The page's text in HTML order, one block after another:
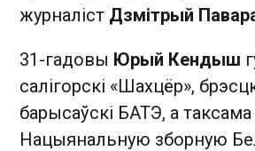
журналіст Дзмітрый
31-гадовы Юрый Кендыш
салігорскі «Шахцёр»,
барысаўскі БАТЭ, а таксама
Нацыянальную зборную